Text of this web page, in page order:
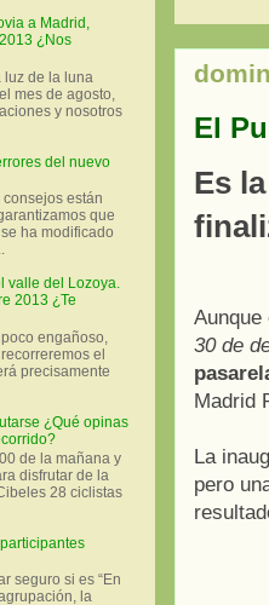
El
Es
Aunque
30 de
Madrid
La
pero
a Madrid,
¿Nos
luz de la luna
mes de agosto,
y nosotros
del nuevo
están
que
ha modificado
valle del Lozoya.
2013 ¿Te
engañoso,
el
precisamente
¿Qué opinas
de la mañana y
disfrutar de la
28 ciclistas
seguro si es “En
la